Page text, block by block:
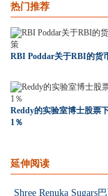
热门推荐
RBI Poddar关于RBI的货
Reddy的实验室博士股票
1％
延伸阅读
Shree Renuka Sugars